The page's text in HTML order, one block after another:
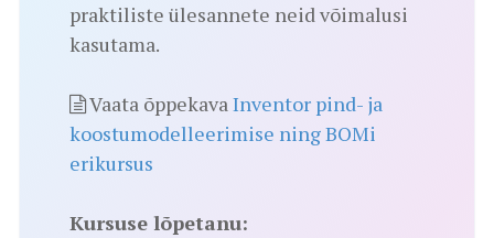
praktiliste ülesannete neid võimalusi
kasutama.
Vaata õppekavaInventor pind- ja
koostumodelleerimise ning BOMi
erikursus
Kursuse lõpetanu: